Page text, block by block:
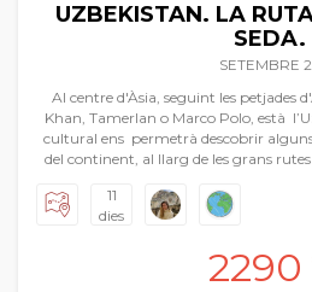
UZBEKISTAN. LA
SEDA.
SETEMBRE
Al centre d'Àsia, seguint les petjades
Khan, Tamerlan o Marco Polo, està
cultural ens permetrà descobrir
del continent, al llarg de les grans
canal amb propòsits militars i
comerç de tota mena de productes, el
culturals entre Occident i Orient és
gran viatge de Pasqua. Volem
11
dies
2290